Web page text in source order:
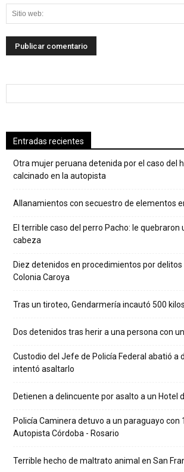
Entradas recientes
Otra mujer peruana detenida por el caso del
calcinado en la autopista
Allanamientos con secuestro de elementos
El terrible caso del perro Pacho: le quebraron
cabeza
Diez detenidos en procedimientos por
Colonia Caroya
Tras un tiroteo, Gendarmería incautó 500
Dos detenidos tras herir a una persona con
Custodio del Jefe de Policía Federal abatió a
intentó asaltarlo
Detienen a delincuente por asalto a un Hotel
Policía Caminera detuvo a un paraguayo con
Autopista Córdoba - Rosario
Terrible hecho de maltrato animal en San